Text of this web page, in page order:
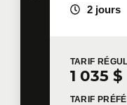
2 jours
TARIF
1 035 $
TARIF